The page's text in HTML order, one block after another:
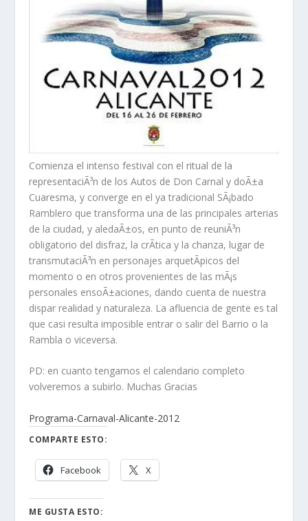
Comienza el intenso festival con el ritual de la
representaciÃ³n de los Autos de Don Carnal y doÃ±a
Cuaresma, y converge en el ya tradicional SÃ¡bado
Ramblero que transforma una de las principales arterias
de la ciudad, y aledaÃ±os, en punto de reuniÃ³n
obligatorio del disfraz, la crÃ­tica y la chanza, lugar de
transmutaciÃ³n en personajes arquetÃ­picos del
momento o en otros provenientes de las mÃ¡s
personales ensoÃ±aciones, dando cuenta de nuestra
dispar realidad y naturaleza. La afluencia de gente es tal
que casi resulta imposible entrar o salir del Barrio o la
Rambla o viceversa.
PD: en cuanto tengamos el calendario completo
volveremos a subirlo. Muchas Gracias
Programa-Carnaval-Alicante-2012
COMPARTE ESTO:
Facebook X
ME GUSTA ESTO: